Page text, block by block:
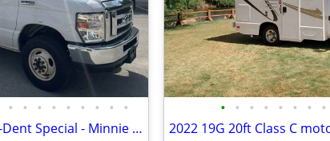
• • • • • • • • •
2021 25ft RV Scratch-n-Dent Special - Minnie Winnie
• • • • • • • •
2022 19G 20ft Class C